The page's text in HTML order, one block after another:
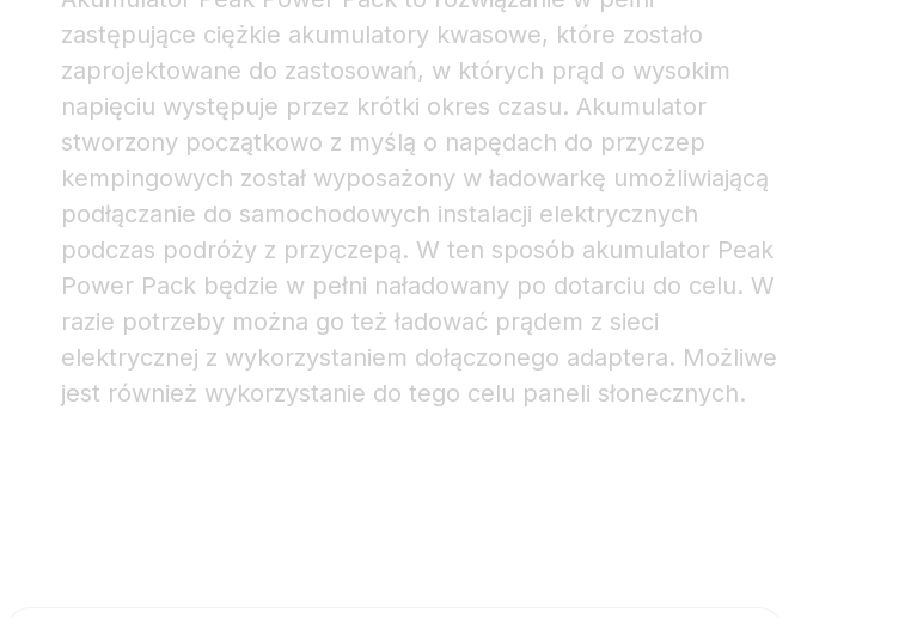
zastępujące ciężkie akumulatory kwasowe, które zostało
zaprojektowane do zastosowań, w których prąd o wysokim
napięciu występuje przez krótki okres czasu. Akumulator
stworzony początkowo z myślą o napędach do przyczep
kempingowych został wyposażony w ładowarkę umożliwiającą
podłączanie do samochodowych instalacji elektrycznych
podczas podróży z przyczepą. W ten sposób akumulator Peak
Power Pack będzie w pełni naładowany po dotarciu do celu. W
razie potrzeby można go też ładować prądem z sieci
elektrycznej z wykorzystaniem dołączonego adaptera. Możliwe
jest również wykorzystanie do tego celu paneli słonecznych.